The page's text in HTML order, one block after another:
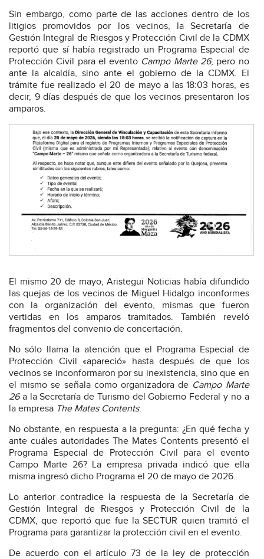
Sin embargo, como parte de las acciones dentro de los
litigios promovidos por los vecinos, la Secretaría de
Gestión Integral de Riesgos y Protección Civil de la CDMX
reportó que sí había registrado un Programa Especial de
Protección Civil para el evento Campo Marte 26; pero no
ante la alcaldía, sino ante el gobierno de la CDMX. El
trámite fue realizado el 20 de mayo a las 18:03 horas, es
decir, 9 días después de que los vecinos presentaron los
amparos.
El mismo 20 de mayo, Aristegui Noticias había difundido
las quejas de los vecinos de Miguel Hidalgo inconformes
con la organización del evento, mismas que fueron
vertidas en los amparos tramitados. También reveló
fragmentos del convenio de concertación.
No sólo llama la atención que el Programa Especial de
Protección Civil «apareció» hasta después de que los
vecinos se inconformaron por su inexistencia, sino que en
el mismo se señala como organizadora de Campo Marte
26a la Secretaría de Turismo del Gobierno Federal y no a
la empresa The Mates Contents.
No obstante, en respuesta a la pregunta: ¿En qué fecha y
ante cuáles autoridades The Mates Contents presentó el
Programa Especial de Protección Civil para el evento
Campo Marte 26? La empresa privada indicó que ella
misma ingresó dicho Programa el 20 de mayo de 2026.
Lo anterior contradice la respuesta de la Secretaría de
Gestión Integral de Riesgos y Protección Civil de la
CDMX, que reportó que fue la SECTUR quien tramitó el
Programa para garantizar la protección civil en el evento.
De acuerdo con el artículo 73 de la ley de protección